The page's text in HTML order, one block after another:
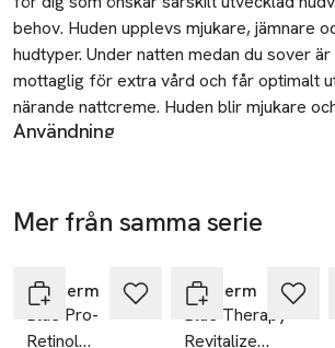
behov. Huden upplevs mjukare, jämnare
hudtyper. Under natten medan du sover
mottaglig för extra vård och får optimalt
närande nattcreme. Huden blir mjukare
Cremen innehåller algen Life Plankton™,
ögonpartiet.
välgörenhet.
Användning
välgörenhet.
L'Oreal LPD
14
Mer från samma serie
Biotherm
Blue Pro-
Retinol
Biotherm
Blue Therapy
Revitalize